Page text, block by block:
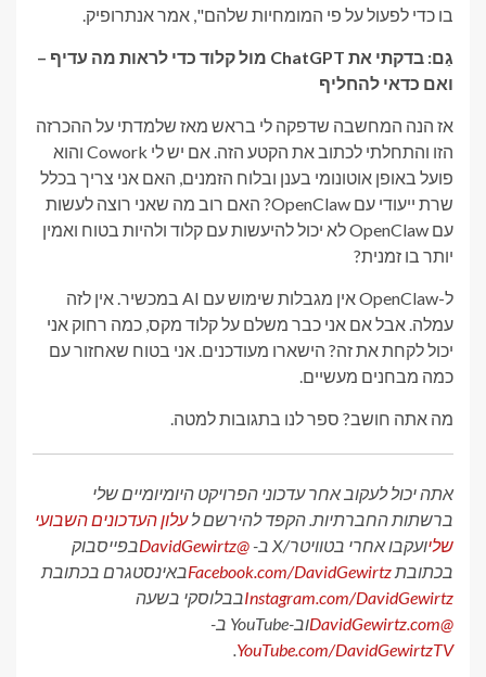
בו כדי לפעול על פי המומחיות שלהם", אמר אנתרופיק.
גַם:
בדקתי את ChatGPT מול קלוד כדי לראות מה עדיף –
ואם כדאי להחליף
אז הנה המחשבה שדפקה לי בראש מאז שלמדתי על ההכרזה
הזו והתחלתי לכתוב את הקטע הזה. אם יש לי Cowork והוא
פועל באופן אוטונומי בענן ובלוח הזמנים, האם אני צריך בכלל
שרת ייעודי עם OpenClaw? האם רוב מה שאני רוצה לעשות
עם OpenClaw לא יכול להיעשות עם קלוד ולהיות בטוח ואמין
יותר בו זמנית?
ל-OpenClaw אין מגבלות שימוש עם AI במכשיר. אין לזה
עמלה. אבל אם אני כבר משלם על קלוד מקס, כמה רחוק אני
יכול לקחת את זה? הישארו מעודכנים. אני בטוח שאחזור עם
כמה מבחנים מעשיים.
מה אתה חושב? ספר לנו בתגובות למטה.
אתה יכול לעקוב אחר עדכוני הפרויקט היומיומיים שלי
ברשתות החברתיות. הקפד להירשם לעלון העדכונים השבועי
שליועקבו אחרי בטוויטר/X ב- @DavidGewirtz
בפייסבוק
בכתובתFacebook.com/DavidGewirtzבאינסטגרם בכתובת
Instagram.com/DavidGewirtzבבלוסקי בשעה
@DavidGewirtz.com
וב-YouTube ב-
YouTube.com/DavidGewirtzTV
.